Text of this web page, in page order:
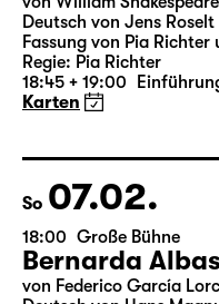
19:30 — 20:55 Große
Was ihr wollt (A
Version)
von William Shakespeare
Deutsch von Jens Roselt
18:45 + 19:00
Karten
So 07.02.